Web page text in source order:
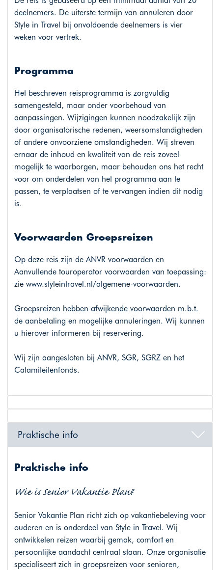
deelnemers. De uiterste termijn van annuleren door
Style in Travel bij onvoldoende deelnemers is vier
weken voor vertrek.
Programma
Het beschreven reisprogramma is zorgvuldig
samengesteld, maar onder voorbehoud van
aanpassingen. Wijzigingen kunnen noodzakelijk zijn
door organisatorische redenen, weersomstandigheden
of andere onvoorziene omstandigheden. Wij streven
ernaar de inhoud en kwaliteit van de reis zoveel
mogelijk te waarborgen, maar behouden ons het recht
voor om onderdelen van het programma aan te
passen, te verplaatsen of te vervangen indien dit nodig
is.
Voorwaarden Groepsreizen
Op deze reis zijn de ANVR voorwaarden en
Aanvullende touroperator voorwaarden van toepassing:
zie www.styleintravel.nl/algemene-voorwaarden.
Groepsreizen hebben afwijkende voorwaarden m.b.t.
de aanbetaling en mogelijke annuleringen. Wij kunnen
u hierover informeren bij reservering.
Wij zijn aangesloten bij ANVR, SGR, SGRZ en het
Calamiteitenfonds.
Praktische info
Praktische info
Wie is Senior Vakantie Plan?
Senior Vakantie Plan richt zich op vakantiebeleving voor
ouderen en is onderdeel van Style in Travel. Wij
ontwikkelen reizen waarbij gemak, comfort en
persoonlijke aandacht centraal staan. Onze organisatie
specialiseert zich in groepsreizen voor senioren,